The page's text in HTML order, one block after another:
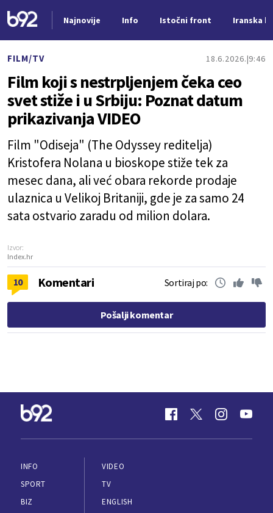
Najnovije Info Istočni front Iranska
FILM/TV 18.6.2026. 9:46
Film koji s nestrpljenjem čeka ceo
svet stiže i u Srbiju: Poznat datum
prikazivanja VIDEO
Film "Odiseja" (The Odyssey reditelja)
Kristofera Nolana u bioskope stiže tek za
mesec dana, ali već obara rekorde prodaje
ulaznica u Velikoj Britaniji, gde je za samo 24
sata ostvario zaradu od milion dolara.
Izvor:
Index.hr
10 Komentari Sortiraj po:
Pošalji komentar
INFO
SPORT
BIZ
VIDEO
TV
ENGLISH